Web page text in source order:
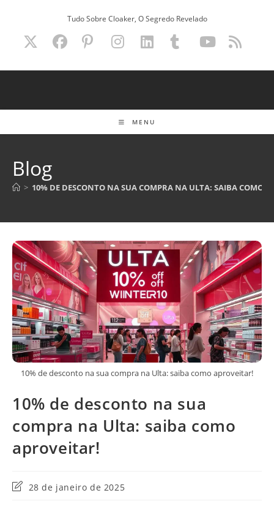
Tudo Sobre Cloaker, O Segredo Revelado
MENU
Blog
> 10% DE DESCONTO NA SUA COMPRA NA ULTA: SAIBA COMO
10% de desconto na sua compra na Ulta: saiba como aproveitar!
10% de desconto na sua
compra na Ulta: saiba como
aproveitar!
Última28 de janeiro de 2025